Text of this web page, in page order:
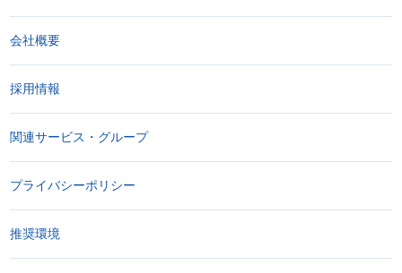
会社概要
採用情報
関連サービス・グループ
プライバシーポリシー
推奨環境